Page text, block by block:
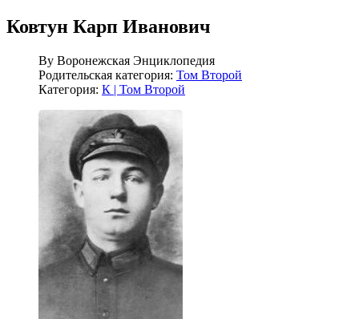
Ковтун Карп Иванович
By Воронежская Энциклопедия
Родительская категория: Том Второй
Категория: К | Том Второй